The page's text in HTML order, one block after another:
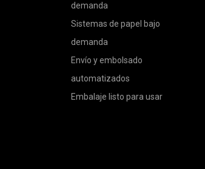
demanda
Sistemas de papel bajo
demanda
Envío y embolsado
automatizados
Embalaje listo para usar